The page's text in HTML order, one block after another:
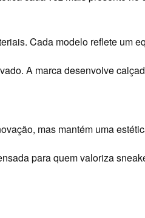
Cada modelo reflete um
A marca desenvolve
mas mantém uma
para quem valoriza